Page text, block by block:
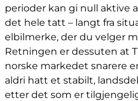
perioder kan gi null aktive
det hele tatt – langt fra
elbilmerke, der du velger
Retningen er dessuten at
norske markedet snarere
aldri hatt et stabilt,
etter det som er